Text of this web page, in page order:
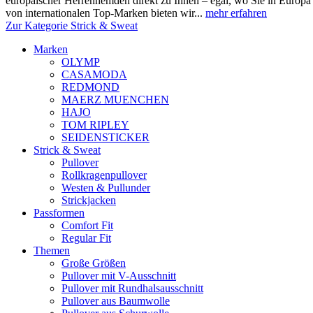
von internationalen Top-Marken bieten wir... mehr erfahren
Zur Kategorie Strick & Sweat
Marken
OLYMP
CASAMODA
REDMOND
MAERZ MUENCHEN
HAJO
TOM RIPLEY
SEIDENSTICKER
Strick & Sweat
Pullover
Rollkragenpullover
Westen & Pullunder
Strickjacken
Passformen
Comfort Fit
Regular Fit
Themen
Große Größen
Pullover mit V-Ausschnitt
Pullover mit Rundhalsausschnitt
Pullover aus Baumwolle